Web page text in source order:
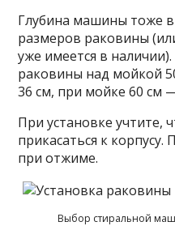
Глубина машины тоже
размеров раковины
уже имеется в
раковины над мойкой
36 см, при мойке 60 см
При установке учтите,
прикасаться к
при отжиме.
Выбор стиральной